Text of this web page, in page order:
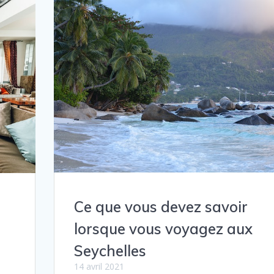
Ce que vous devez savoir
lorsque vous voyagez aux
Seychelles
14 avril 2021